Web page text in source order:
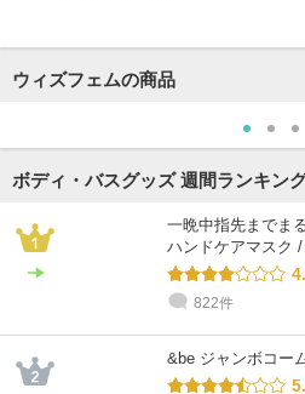
ウィズフェムの商品
ボディ・バスグッズ 週間ランキン
一晩中指先まで
ハンドケアマスク
822件
&be ジャンボコー